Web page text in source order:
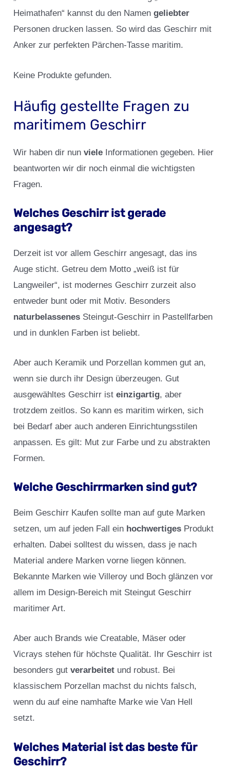
Heimathafen“ kannst du den Namengeliebter
Personen drucken lassen. So wird das Geschirr mit
Anker zur perfekten Pärchen-Tasse maritim.
Keine Produkte gefunden.
Häufig gestellte Fragen zu
maritimem Geschirr
Wir haben dir nunviele Informationen gegeben. Hier
beantworten wir dir noch einmal die wichtigsten
Fragen.
Welches Geschirr ist gerade
angesagt?
Derzeit ist vor allem Geschirr angesagt, das ins
Auge sticht. Getreu dem Motto „weiß ist für
Langweiler“, ist modernes Geschirr zurzeit also
entweder bunt oder mit Motiv. Besonders
naturbelassenes Steingut-Geschirr in Pastellfarben
und in dunklen Farben ist beliebt.
Aber auch Keramik und Porzellan kommen gut an,
wenn sie durch ihr Design überzeugen. Gut
ausgewähltes Geschirr isteinzigartig, aber
trotzdem zeitlos. So kann es maritim wirken, sich
bei Bedarf aber auch anderen Einrichtungsstilen
anpassen. Es gilt: Mut zur Farbe und zu abstrakten
Formen.
Welche Geschirrmarken sind gut?
Beim Geschirr Kaufen sollte man auf gute Marken
setzen, um auf jeden Fall ein hochwertiges Produkt
erhalten. Dabei solltest du wissen, dass je nach
Material andere Marken vorne liegen können.
Bekannte Marken wie Villeroy und Boch glänzen vor
allem im Design-Bereich mit Steingut Geschirr
maritimer Art.
Aber auch Brands wie Creatable, Mäser oder
Vicrays stehen für höchste Qualität. Ihr Geschirr ist
besonders gutverarbeitet und robust. Bei
klassischem Porzellan machst du nichts falsch,
wenn du auf eine namhafte Marke wie Van Hell
setzt.
Welches Material ist das beste für
Geschirr?